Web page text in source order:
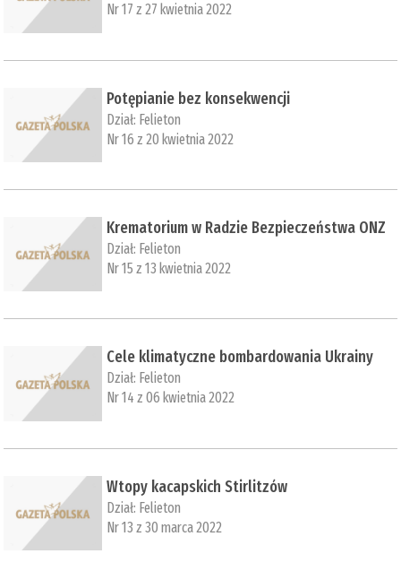
Nr 17 z 27 kwietnia 2022
Potępianie bez konsekwencji
Dział: Felieton
Nr 16 z 20 kwietnia 2022
Krematorium w Radzie Bezpieczeństwa ONZ
Dział: Felieton
Nr 15 z 13 kwietnia 2022
Cele klimatyczne bombardowania Ukrainy
Dział: Felieton
Nr 14 z 06 kwietnia 2022
Wtopy kacapskich Stirlitzów
Dział: Felieton
Nr 13 z 30 marca 2022